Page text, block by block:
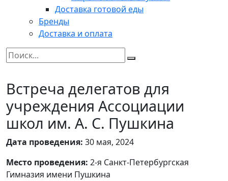
Доставка готовой еды
Бренды
Доставка и оплата
Встреча делегатов для
учреждения Ассоциации
школ им. А. С. Пушкина
Дата проведения: 30 мая, 2024
Место проведения: 2-я Санкт-Петербургская
Гимназия имени Пушкина